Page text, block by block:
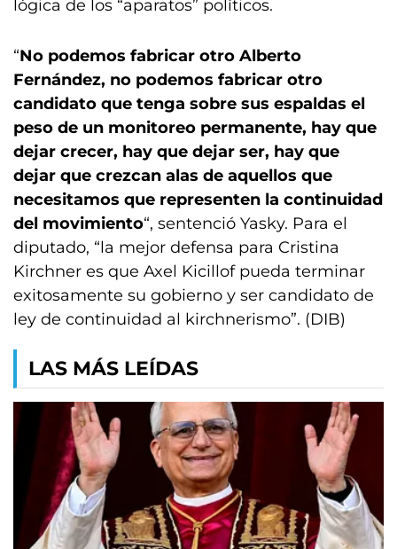
lógica de los “aparatos” políticos.
“No podemos fabricar otro Alberto
Fernández, no podemos fabricar otro
candidato que tenga sobre sus espaldas el
peso de un monitoreo permanente, hay que
dejar crecer, hay que dejar ser, hay que
dejar que crezcan alas de aquellos que
necesitamos que representen la continuidad
del movimiento“, sentenció Yasky. Para el
diputado, “la mejor defensa para Cristina
Kirchner es que Axel Kicillof pueda terminar
exitosamente su gobierno y ser candidato de
ley de continuidad al kirchnerismo”. (DIB)
LAS MÁS LEÍDAS